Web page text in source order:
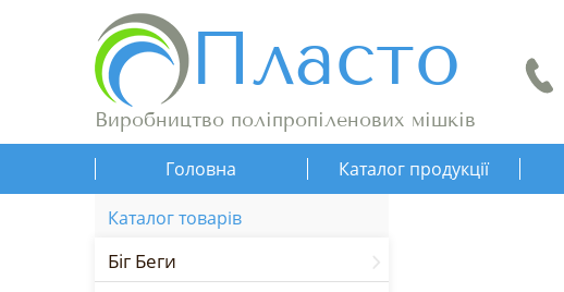
Пласто
Виробництво поліпропіленових мішків
Головна Каталог продукції
Каталог товарів
Біг Беги